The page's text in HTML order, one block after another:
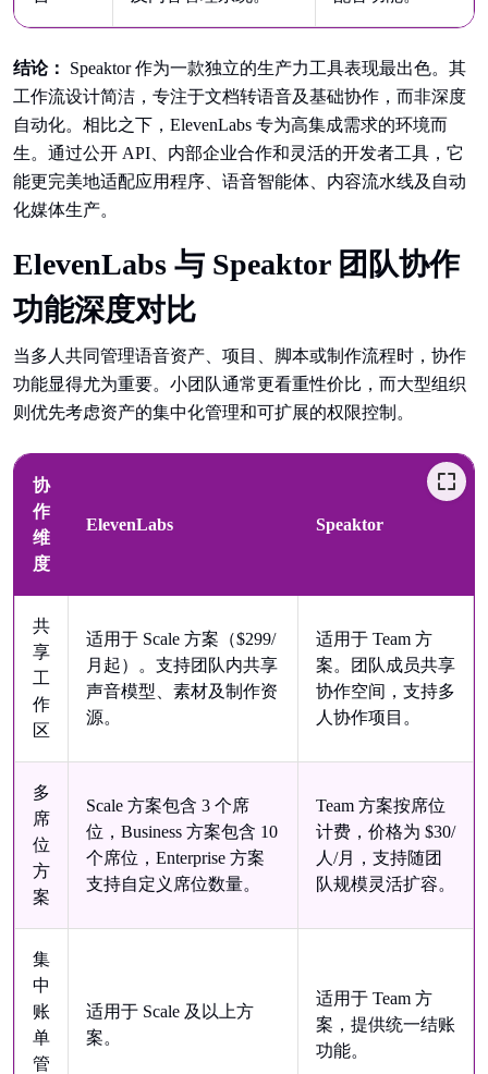
结论：
Speaktor 作为一款独立的生产力工具表现最出色。其
工作流设计简洁，专注于文档转语音及基础协作，而非深度
自动化。相比之下，ElevenLabs 专为高集成需求的环境而
生。通过公开 API、内部企业合作和灵活的开发者工具，它
能更完美地适配应用程序、语音智能体、内容流水线及自动
化媒体生产。
ElevenLabs 与 Speaktor 团队协作
功能深度对比
当多人共同管理语音资产、项目、脚本或制作流程时，协作
功能显得尤为重要。小团队通常更看重性价比，而大型组织
则优先考虑资产的集中化管理和可扩展的权限控制。
协
作
维
度
ElevenLabs Speaktor
共
享
工
作
区
适用于 Scale 方案（$299/
月起）。支持团队内共享
声音模型、素材及制作资
源。
适用于 Team 方
案。团队成员共享
协作空间，支持多
人协作项目。
多
席
位
方
案
Scale 方案包含 3 个席
位，Business 方案包含 10
个席位，Enterprise 方案
支持自定义席位数量。
Team 方案按席位
计费，价格为 $30/
人/月，支持随团
队规模灵活扩容。
集
中
账
单
管
适用于 Scale 及以上方
案。
适用于 Team 方
案，提供统一结账
功能。